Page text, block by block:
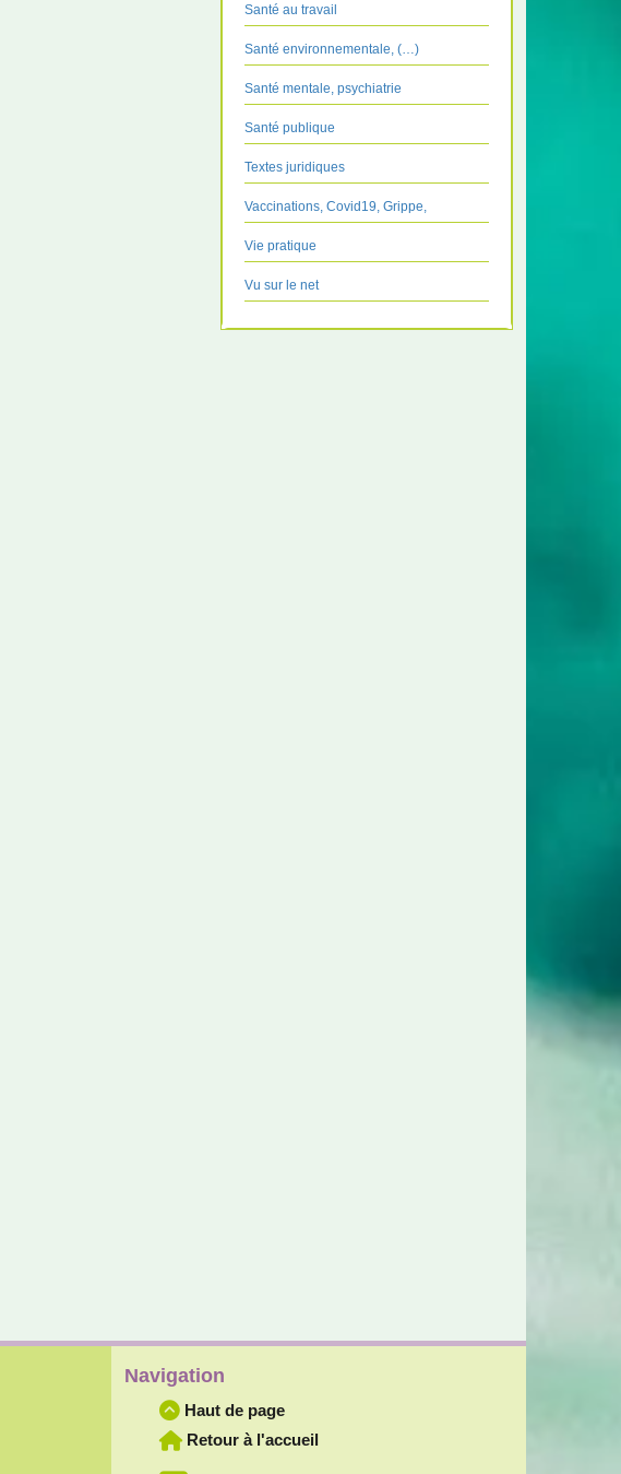
Santé au travail
Santé environnementale, (…)
Santé mentale, psychiatrie
Santé publique
Textes juridiques
Vaccinations, Covid19, Grippe,
Vie pratique
Vu sur le net
Navigation
Haut de page
Retour à l'accueil